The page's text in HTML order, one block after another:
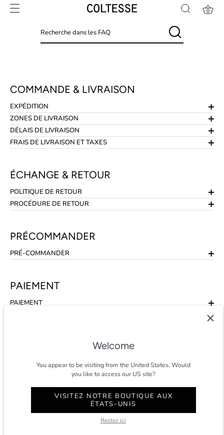
Skip
0
COMMANDE & LIVRAISON
EXPÉDITION
ZONES DE LIVRAISON
DÉLAIS DE LIVRAISON
FRAIS DE LIVRAISON ET TAXES
ÉCHANGE & RETOUR
POLITIQUE DE RETOUR
PROCÉDURE DE RETOUR
PRÉCOMMANDER
PRÉ-COMMANDER
PAIEMENT
PAIEMENT
Depuis 2014, Coltesse est un studio agile et indépendant qui
développe un vestiaire masculin intemporel et éco-conscient à Paris.
Welcome
You appear to be visiting from the United States. Would
you like to access our US site?
VISITEZ NOTRE BOUTIQUE AUX
ÉTATS-UNIS
Restez ici